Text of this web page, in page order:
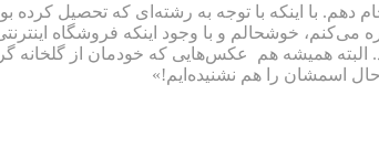
با اینکه با توجه به رشته‌ای که تحصیل کرده
می‌کنم، خوشحالم و با وجود اینکه فروشگاه
همیشه هم عکس‌هایی که خودمان از گلخانه
اسمشان را هم نشنیده‌ایم!»